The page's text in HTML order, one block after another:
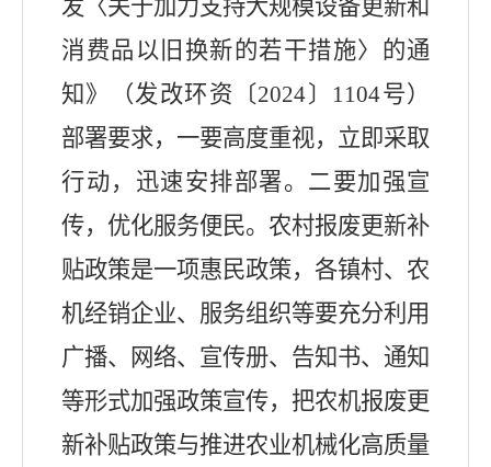
发〈关于加力支持大规模设备更新和
消费品以旧换新的若干措施〉的通
知》（发改环资〔2024〕 1104号）
部署要求，一要高度重视，立即采取
行动，迅速安排部署。二要加强宣
传，优化服务便民。农村报废更新补
贴政策是一项惠民政策，各镇村、农
机经销企业、服务组织等要充分利用
广播、网络、宣传册、告知书、通知
等形式加强政策宣传，把农机报废更
新补贴政策与推进农业机械化高质量